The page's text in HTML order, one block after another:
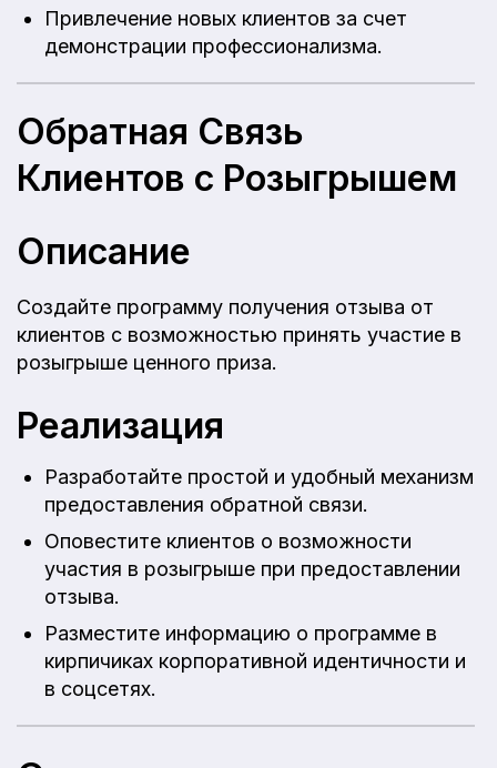
Привлечение новых клиентов за счет
демонстрации профессионализма.
Обратная Связь
Клиентов с Розыгрышем
Описание
Создайте программу получения отзыва от
клиентов с возможностью принять участие в
розыгрыше ценного приза.
Реализация
Разработайте простой и удобный механизм
предоставления обратной связи.
Оповестите клиентов о возможности
участия в розыгрыше при предоставлении
отзыва.
Разместите информацию о программе в
кирпичиках корпоративной идентичности и
в соцсетях.